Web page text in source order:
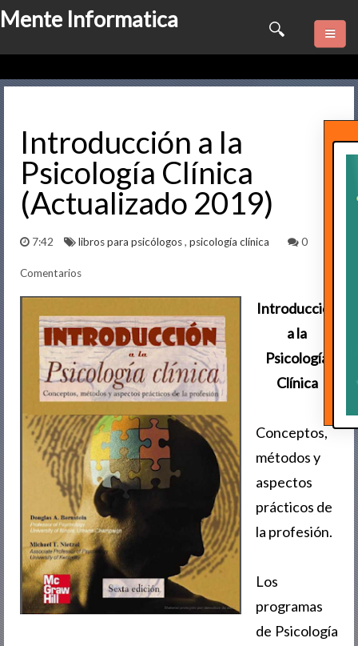
Mente Informatica
Quienes somos
Consulta Online
Software
Marketing
Contactame
Introducción a la
Psicología Clínica
(Actualizado 2019)
7:42 libros para psicólogos, psicología clínica 0
Comentarios
Introducción
a la
Psicología
Clínica
Conceptos,
métodos y
aspectos
prácticos de
la profesión.
Los
programas
de Psicología